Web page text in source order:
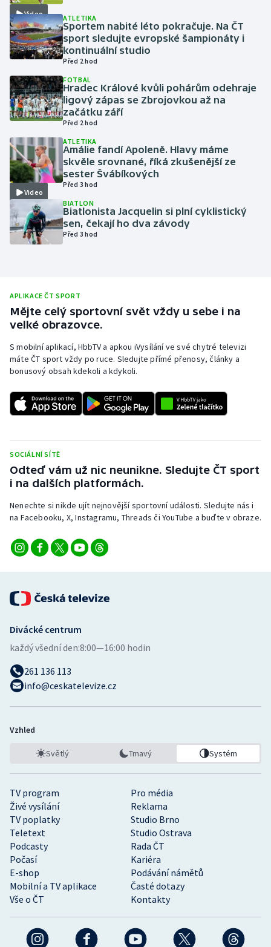
Krasobruslení
Lezení
Lyže a snowboard
Moderní pětiboj
Motorsport
Olympijské hry
Parasport
Plavání
Plážový volejbal
Rychlobruslení
Rychlostní kanoistika
Short track
Stolní tenis
Triatlon
Veslování
Vodní slalom
Ostatní
Video ATLETIKA
Sportem nabité léto pokračuje. Na ČT
sport sledujte evropské šampionáty i
kontinuální studio
Před 2 hod
FOTBAL
Hradec Králové kvůli pohárům odehraje
ligový zápas se Zbrojovkou až na
začátku září
Před 2 hod
Video
ATLETIKA
Amálie fandí Apoleně. Hlavy máme
skvěle srovnané, říká zkušenější ze
sester Švábíkových
Před 3 hod
BIATLON
Biatlonista Jacquelin si plní cyklistický
sen, čekají ho dva závody
Před 3 hod
APLIKACE ČT SPORT
Mějte celý sportovní svět vždy u sebe i na
velké obrazovce.
S mobilní aplikací, HbbTV a apkou iVysílání ve své chytré televizi
máte ČT sport vždy po ruce. Sledujte přímé přenosy, články a
bonusový obsah kdekoli a kdykoli.
SOCIÁLNÍ SÍTĚ
Odteď vám už nic neunikne. Sledujte ČT sport
i na dalších platformách.
Nenechte si nikde ujít nejnovější sportovní události. Sledujte nás i
na Facebooku, X, Instagramu, Threads či YouTube a buďte v obraze.
TV program
Pro média
Živé vysílání
Reklama
TV poplatky
Studio Brno
Teletext
Studio Ostrava
Podcasty
Rada ČT
Počasí
Kariéra
E-shop
Podávání námětů
Mobilní a TV aplikace
Časté dotazy
Vše o ČT
Kontakty
Divácké centrum
každý všední den:8:00—16:00 hodin
261 136 113
info@ceskatelevize.cz
Vzhled
Světlý Tmavý Systém